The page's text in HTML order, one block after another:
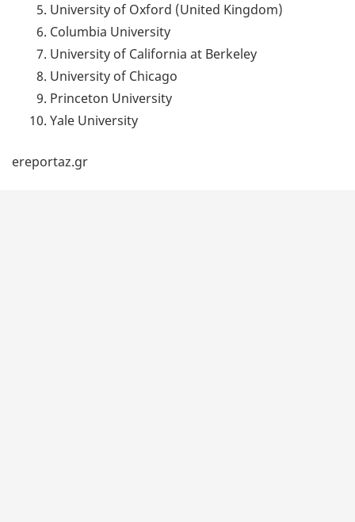
University of Oxford (United Kingdom)
Columbia University
University of California at Berkeley
University of Chicago
Princeton University
Yale University
ereportaz.gr